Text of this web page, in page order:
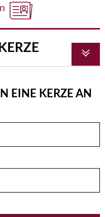
EINE KERZE AN